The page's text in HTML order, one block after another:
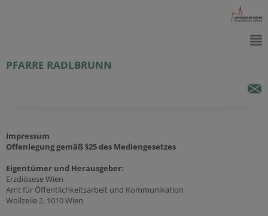
PFARRE RADLBRUNN
Impressum
Offenlegung gemäß §25 des Mediengesetzes
Eigentümer und Herausgeber:
Erzdiözese Wien
Amt für Öffentlichkeitsarbeit und Kommunikation
Wollzeile 2, 1010 Wien